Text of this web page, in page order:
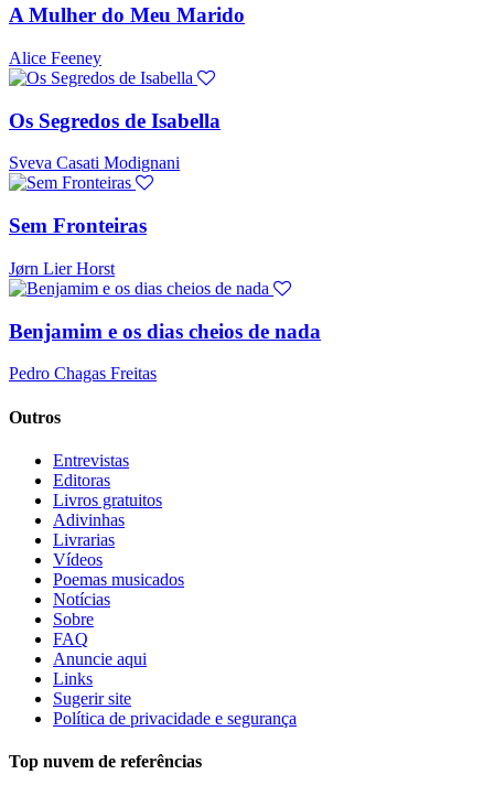
A Mulher do Meu Marido
Alice Feeney
Os Segredos de Isabella
Sveva Casati Modignani
Sem Fronteiras
Jørn Lier Horst
Benjamim e os dias cheios de nada
Pedro Chagas Freitas
Outros
Entrevistas
Editoras
Livros gratuitos
Adivinhas
Livrarias
Vídeos
Poemas musicados
Notícias
Sobre
FAQ
Anuncie aqui
Links
Sugerir site
Política de privacidade e segurança
Top nuvem de referências